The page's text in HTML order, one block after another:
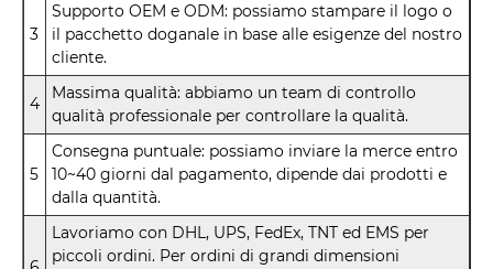
3
Supporto OEM e ODM: possiamo stampare il logo o
il pacchetto doganale in base alle esigenze del nostro
cliente.
4
Massima qualità: abbiamo un team di controllo
qualità professionale per controllare la qualità.
5
Consegna puntuale: possiamo inviare la merce entro
10~40 giorni dal pagamento, dipende dai prodotti e
dalla quantità.
Lavoriamo con DHL, UPS, FedEx, TNT ed EMS per
piccoli ordini. Per ordini di grandi dimensioni